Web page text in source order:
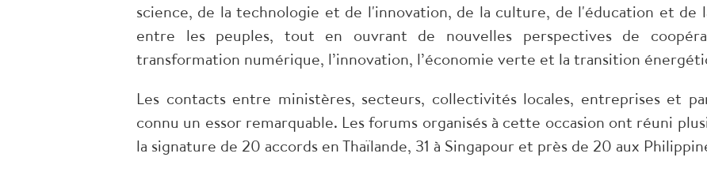
science, de la technologie et de l'innovation, de la culture, de l'éducation et de
entre les peuples, tout en ouvrant de nouvelles perspectives de
transformation numérique, l’innovation, l’économie verte et la transition
Les contacts entre ministères, secteurs, collectivités locales, entreprises et
connu un essor remarquable. Les forums organisés à cette occasion ont réuni
la signature de 20 accords en Thaïlande, 31 à Singapour et près de 20 aux